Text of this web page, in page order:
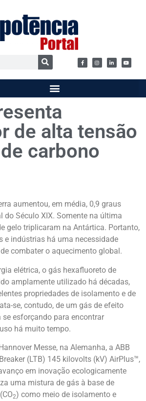
de alta tensão
carbono
aumentou, em média, 0,9 graus
do Século XIX. Somente na última
gelo triplicaram na Antártica. Portanto,
e indústrias há uma necessidade
combater o aquecimento global.
elétrica, o gás hexafluoreto de
amplamente utilizado há décadas,
propriedades de isolamento e de
se, contudo, de um gás de efeito
se esforçando para encontrar
há muito tempo.
Messe, na Alemanha, a ABB
(LTB) 145 kilovolts (kV) AirPlus™,
em inovação ecologicamente
uma mistura de gás à base de
2) como meio de isolamento e